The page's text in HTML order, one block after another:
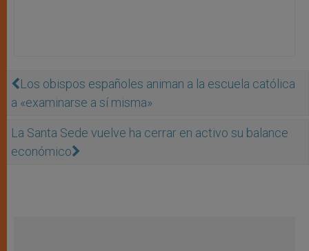
Los obispos españoles animan a la escuela católica
a «examinarse a sí misma»
La Santa Sede vuelve ha cerrar en activo su balance
económico